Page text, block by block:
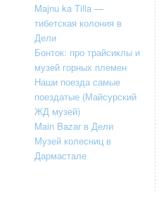
Majnu ka Tilla —
тибетская колония в
Дели
Бонток: про трайсиклы и
музей горных племен
Наши поезда самые
поездатые (Майсурский
ЖД музей)
Main Bazar в Дели
Музей колесниц в
Дармастале